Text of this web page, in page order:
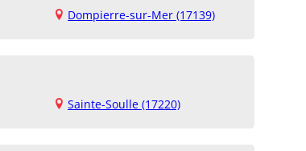
Dompierre-sur-Mer (17139)
Sainte-Soulle (17220)